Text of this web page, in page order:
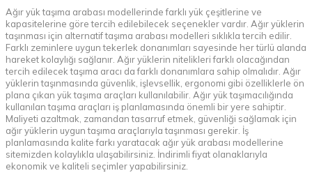
Ağır yük taşıma arabası modellerinde farklı yük çeşitlerine ve
kapasitelerine göre tercih edilebilecek seçenekler vardır. Ağır yüklerin
taşınması için alternatif taşıma arabası modelleri sıklıkla tercih edilir.
Farklı zeminlere uygun tekerlek donanımları sayesinde her türlü alanda
hareket kolaylığı sağlanır. Ağır yüklerin nitelikleri farklı olacağından
tercih edilecek taşıma aracı da farklı donanımlara sahip olmalıdır. Ağır
yüklerin taşınmasında güvenlik, işlevsellik, ergonomi gibi özelliklerle ön
plana çıkan yük taşıma araçları kullanılabilir. Ağır yük taşımacılığında
kullanılan taşıma araçları iş planlamasında önemli bir yere sahiptir.
Maliyeti azaltmak, zamandan tasarruf etmek, güvenliği sağlamak için
ağır yüklerin uygun taşıma araçlarıyla taşınması gerekir. İş
planlamasında kalite farkı yaratacak ağır yük arabası modellerine
sitemizden kolaylıkla ulaşabilirsiniz. İndirimli fiyat olanaklarıyla
ekonomik ve kaliteli seçimler yapabilirsiniz.